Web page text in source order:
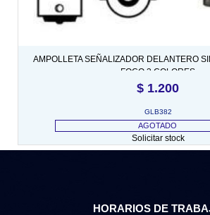
AMPOLLETA SEÑALIZADOR DELANTERO
FOCO 3 COLORES
$ 1.200
GLB382
AGOTADO
Solicitar stock
HORARIOS DE